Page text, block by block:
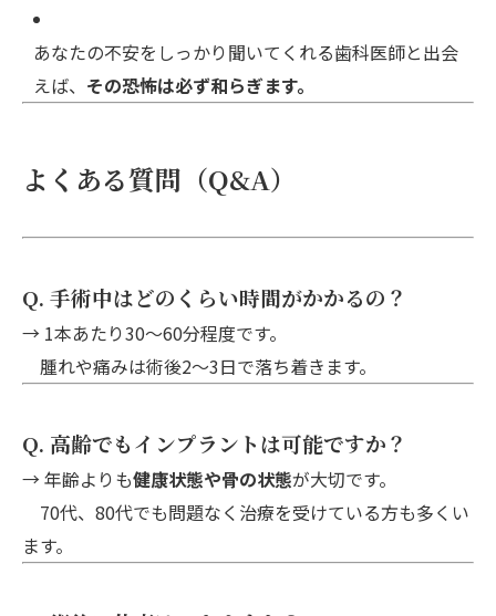
あなたの不安をしっかり聞いてくれる歯科医師と出会
えば、 その恐怖は必ず和らぎます。
よくある質問（Q&A）
Q. 手術中はどのくらい時間がかかるの？
→ 1本あたり30～60分程度です。
腫れや痛みは術後2〜3日で落ち着きます。
Q. 高齢でもインプラントは可能ですか？
→ 年齢よりも健康状態や骨の状態が大切です。
70代、80代でも問題なく治療を受けている方も多くい
ます。